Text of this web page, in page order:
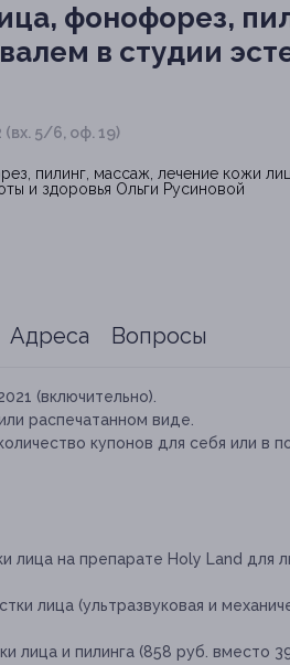
фонофорез,
в студии
5/6, оф. 19)
Адреса Вопросы
(включительно).
распечатанном виде.
купонов для себя или в
лица на препарате Holy Land для
лица (ультразвуковая и
лица и пилинга (858 руб. вместо